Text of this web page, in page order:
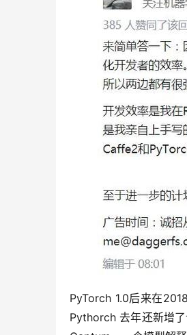
PyTorch 1.0后来在
Pythorch 去年还新增